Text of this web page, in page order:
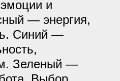
и
— энергия,
Синий —
Зеленый —